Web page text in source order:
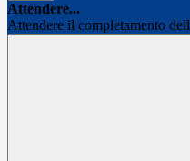
Attendere...
Attendere il completamento